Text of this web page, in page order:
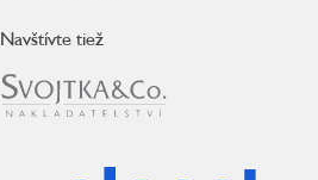
Navštívte tiež